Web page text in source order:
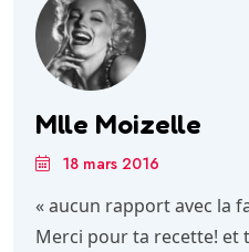
Mlle Moizelle
18 mars 2016
« aucun rapport avec la
Merci pour ta recette! et